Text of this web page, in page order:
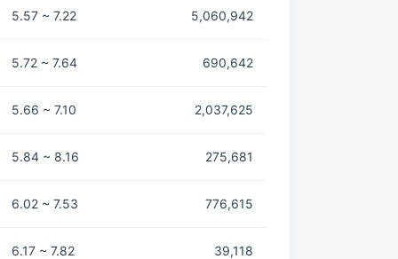
5.57 ~ 7.22 5,060,942
5.72 ~ 7.64 690,642
5.66 ~ 7.10 2,037,625
5.84 ~ 8.16 275,681
6.02 ~ 7.53 776,615
6.17 ~ 7.82 39,118